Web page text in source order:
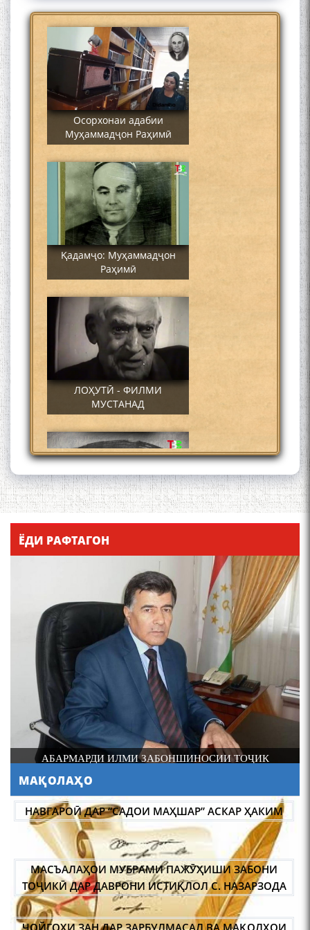
Осорхонаи адабии
Муҳаммадҷон Раҳимӣ
Қадамҷо: Муҳаммадҷон
Раҳимӣ
ЛОҲУТӢ - ФИЛМИ
МУСТАНАД
Қадамҷо - Лоҳутӣ
4-уми декабр- зодрӯзи
шоири абадзинда Абулқосим
Лоҳутӣ
АБУЛҚОСИМ ЛОҲУТӢ /
ABULQOSIM LOHUTY/
ЁДИ РАФТАГОН
АБАРМАРДИ ИЛМИ ЗАБОНШИНОСИИ ТОҶИК
МАҚОЛАҲО
НАВГАРОӢ ДАР “САДОИ МАҲШАР” АСКАР ҲАКИМ
МАСЪАЛАҲОИ МУБРАМИ ПАЖӮҲИШИ ЗАБОНИ
ТОҶИКӢ ДАР ДАВРОНИ ИСТИҚЛОЛ С. НАЗАРЗОДА